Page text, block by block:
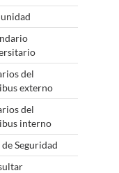
del
externo
del
interno
Seguridad